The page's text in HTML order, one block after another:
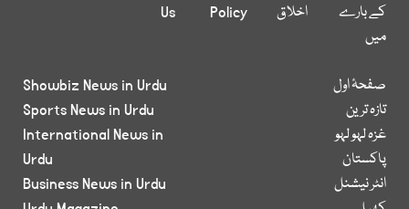
کے بارے
میں
اخلاق
Policy
Us
صفحۂ اول
تازہ ترین
غزہ لہو لہو
پاکستان
انٹر نیشنل
Showbiz News in Urdu
Sports News in Urdu
International News in
Urdu
Business News in Urdu